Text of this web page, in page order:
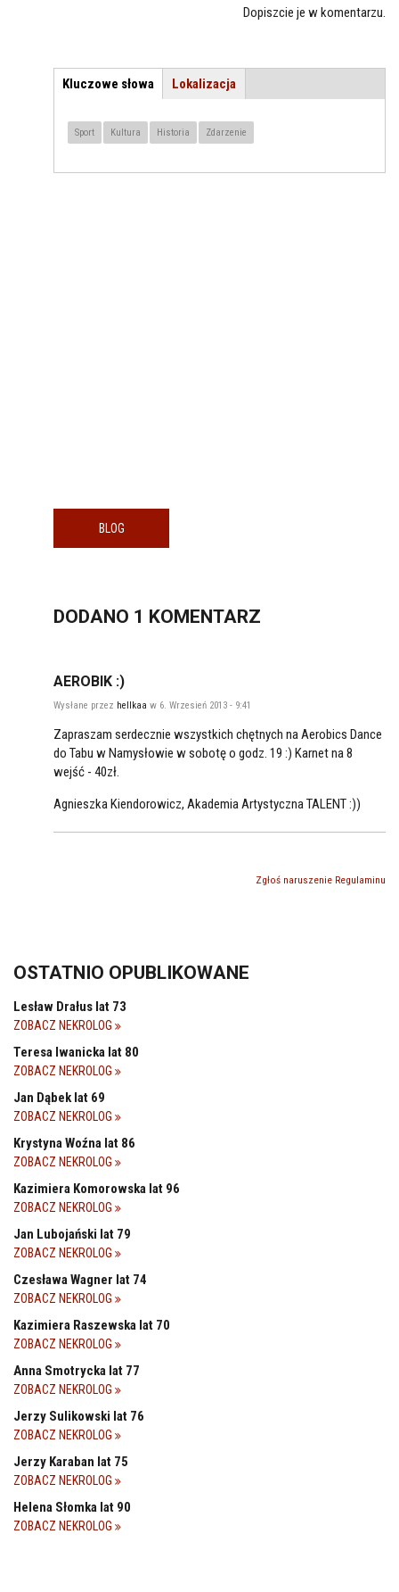
Dopiszcie je w komentarzu.
TEMAT / LOKALIZACJA
Kluczowe słowa (aktywna
karta)
Lokalizacja
Sport Kultura Historia Zdarzenie
BLOG
DODANO 1 KOMENTARZ
AEROBIK :)
Wysłane przez hellkaa w 6. Wrzesień 2013 - 9:41
Zapraszam serdecznie wszystkich chętnych na Aerobics Dance
do Tabu w Namysłowie w sobotę o godz. 19 :) Karnet na 8
wejść - 40zł.
Agnieszka Kiendorowicz, Akademia Artystyczna TALENT :))
Zgłoś naruszenie Regulaminu
OSTATNIO OPUBLIKOWANE
Lesław Drałus lat 73
ZOBACZ NEKROLOG
Teresa Iwanicka lat 80
ZOBACZ NEKROLOG
Jan Dąbek lat 69
ZOBACZ NEKROLOG
Krystyna Woźna lat 86
ZOBACZ NEKROLOG
Kazimiera Komorowska lat 96
ZOBACZ NEKROLOG
Jan Lubojański lat 79
ZOBACZ NEKROLOG
Czesława Wagner lat 74
ZOBACZ NEKROLOG
Kazimiera Raszewska lat 70
ZOBACZ NEKROLOG
Anna Smotrycka lat 77
ZOBACZ NEKROLOG
Jerzy Sulikowski lat 76
ZOBACZ NEKROLOG
Jerzy Karaban lat 75
ZOBACZ NEKROLOG
Helena Słomka lat 90
ZOBACZ NEKROLOG